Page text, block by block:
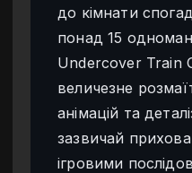
до кімнати
понад 15
Undercover Train
величезне
анімацій та
зазвичай
ігровими